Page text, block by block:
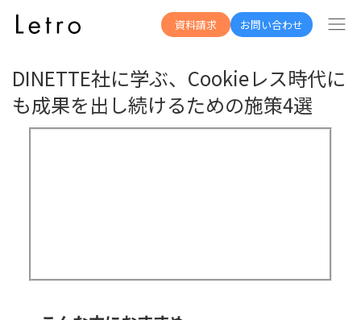
資料請求 お問い合わせ
資料一覧へ
DINETTE社に学ぶ、Cookieレス時代に
も成果を出し続けるための施策4選